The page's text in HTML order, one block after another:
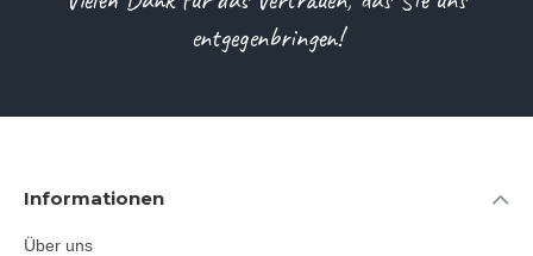
entgegenbringen!
Informationen
Über uns